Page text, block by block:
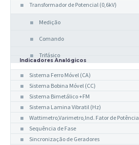
Transformador de Potencial (0,6kV)
Medição
Comando
Trifásico
Indicadores Analógicos
Sistema Ferro Móvel (CA)
Sistema Bobina Móvel (CC)
Sistema Bimetálico +FM
Sistema Lamina Vibratil (Hz)
Wattimetro,Varimetro,Ind. Fator de Potência
Sequência de Fase
Sincronização de Geradores